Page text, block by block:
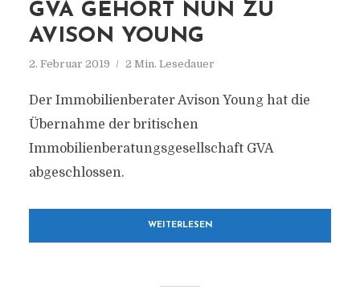
GVA GEHÖRT NUN ZU
AVISON YOUNG
2. Februar 2019 2 Min. Lesedauer
Der Immobilienberater Avison Young hat die
Übernahme der britischen
Immobilienberatungsgesellschaft GVA
abgeschlossen.
WEITERLESEN